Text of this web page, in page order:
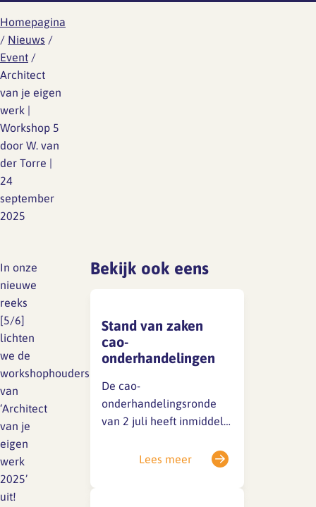
SFA magazine The Human
Factor
Boekentips
Podcasttips
Homepagina
/ Nieuws /
Event /
Architect
van je eigen
werk |
Workshop 5
door W. van
der Torre |
24
september
2025
In onze
nieuwe
reeks
[5/6]
lichten
we de
workshophouders
van
‘Architect
van je
eigen
werk
2025’
uit!
Bekijk ook eens
Stand van zaken
cao-
onderhandelingen
De cao-
onderhandelingsronde
van 2 juli heeft inmiddels
sociale partners zijn nog
Lees meer